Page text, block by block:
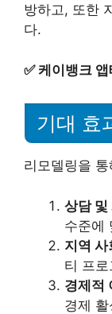
방하고, 또한
다.
✅케이뱅크
기대 효
리모델링을
상담 및
수준에
지역
티 프
경제적
경제